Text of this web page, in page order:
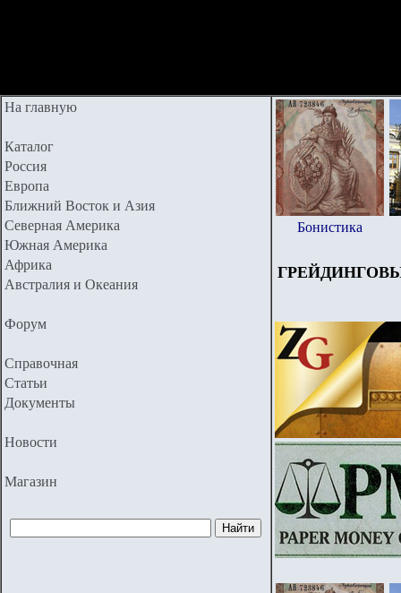
На главную
Каталог
Россия
Европа
Ближний Восток и Азия
Северная Америка
Южная Америка
Африка
Австралия и Океания
Форум
Справочная
Статьи
Документы
Новости
Магазин
Бонистика